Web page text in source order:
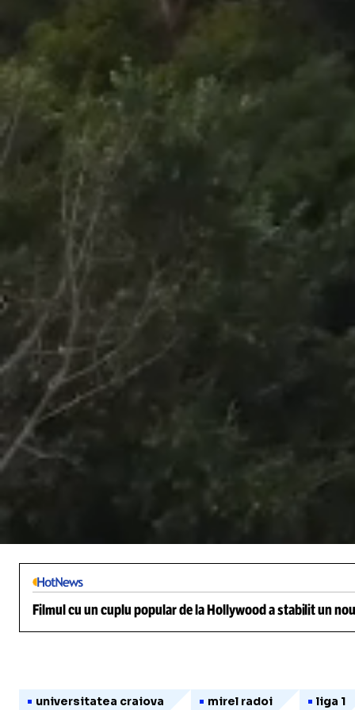
Filmul cu un cuplu popular de la Hollywood a stabilit un
universitatea craiova mirel radoi liga 1